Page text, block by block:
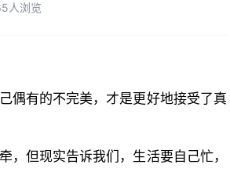
人浏览
偶有的不完美，才是更好地接受了真
，但现实告诉我们，生活要自己忙，